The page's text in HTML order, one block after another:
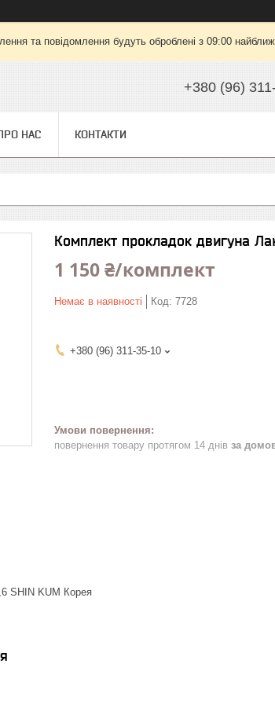
та повідомлення будуть оброблені з 09:00
+380 (96)
НАС КОНТАКТИ
Комплект прокладок двигуна
1 150 ₴/комплект
Немає в наявності Код: 7728
+380 (96) 311-35-10
повернення товару протягом 14 днів за
SHIN KUM Корея